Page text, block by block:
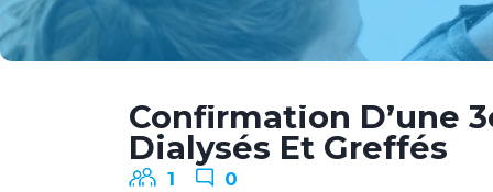
Confirmation D’une
Dialysés Et Greffés
1 0